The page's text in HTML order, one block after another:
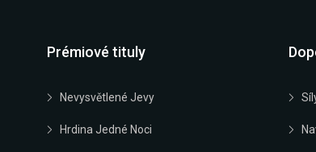
Prémiové tituly
Nevysvětlené Jevy
Hrdina Jedné Noci